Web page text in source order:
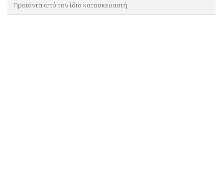
Προϊόντα από τον ίδιο κατασκευαστή